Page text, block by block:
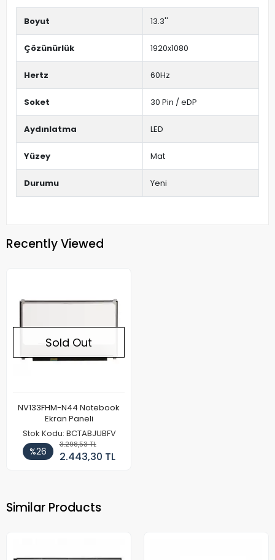
Boyut 13.3''
Çözünürlük 1920x1080
Hertz 60Hz
Soket 30 Pin / eDP
Aydınlatma LED
Yüzey Mat
Durumu Yeni
Recently Viewed
Sold Out
NV133FHM-N44 Notebook
Ekran Paneli
Stok Kodu: BCTABJUBFV
%26
3.298,53 TL
2.443,30 TL
Similar Products